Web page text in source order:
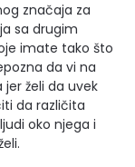
značaja za
sa drugim
imate tako što
da vi na
želi da uvek
da različita
oko njega i